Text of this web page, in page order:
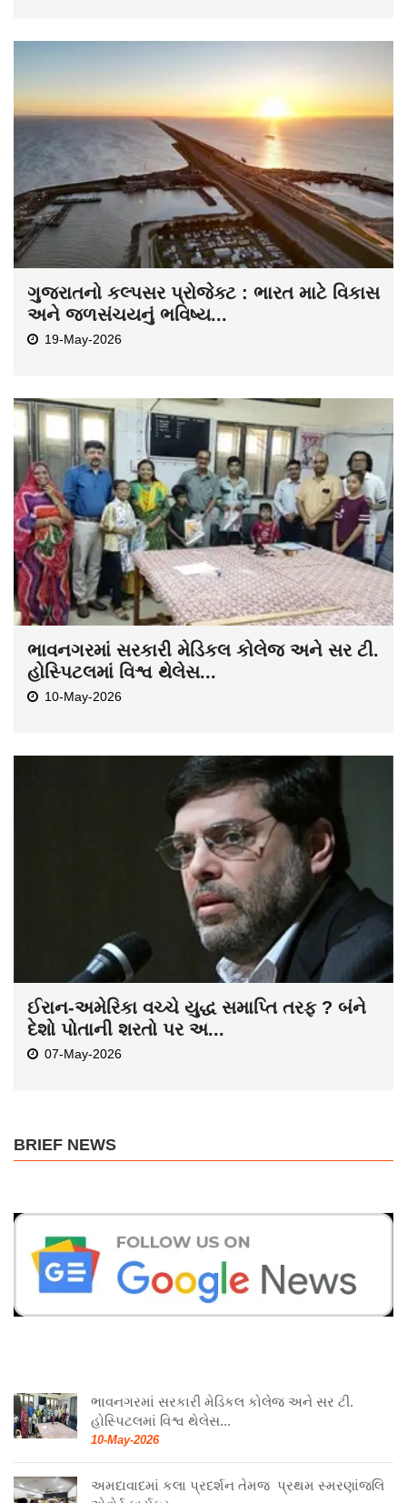
ગુજરાતનો કલ્પસર પ્રોજેક્ટ : ભારત માટે વિકાસ
અને જળસંચયનું ભવિષ્ય...
19-May-2026
ભાવનગરમાં સરકારી મેડિકલ કોલેજ અને સર ટી.
હોસ્પિટલમાં વિશ્વ થેલેસ...
10-May-2026
ઈરાન-અમેરિકા વચ્ચે યુદ્ધ સમાપ્તિ તરફ ? બંને
દેશો પોતાની શરતો પર અ...
07-May-2026
BRIEF NEWS
ભાવનગરમાં સરકારી મેડિકલ કોલેજ અને સર ટી.
હોસ્પિટલમાં વિશ્વ થેલેસ...
10-May-2026
અમદાવાદમાં કલા પ્રદર્શન તેમજ પ્રથમ સ્મરણાંજલિ